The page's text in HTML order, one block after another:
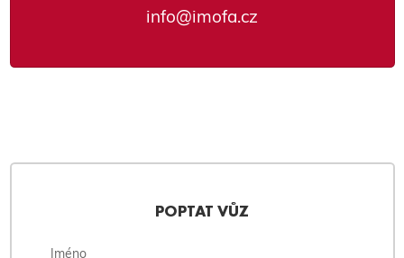
info@imofa.cz
POPTAT VŮZ